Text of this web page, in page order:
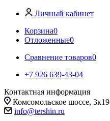
Личный кабинет
Корзина0
Отложенные0
Сравнение товаров0
+7 926 639-43-04
Контактная информация
Комсомольское шоссе, 3к19
info@tershin.ru